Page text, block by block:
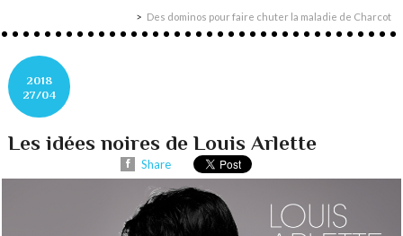
Des dominos pour faire chuter la maladie de Charcot
2018
27/04
Les idées noires de Louis Arlette
Share